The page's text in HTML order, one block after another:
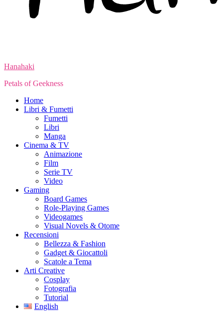
Hanahaki
Petals of Geekness
Home
Libri & Fumetti
Fumetti
Libri
Manga
Cinema & TV
Animazione
Film
Serie TV
Video
Gaming
Board Games
Role-Playing Games
Videogames
Visual Novels & Otome
Recensioni
Bellezza & Fashion
Gadget & Giocattoli
Scatole a Tema
Arti Creative
Cosplay
Fotografia
Tutorial
English